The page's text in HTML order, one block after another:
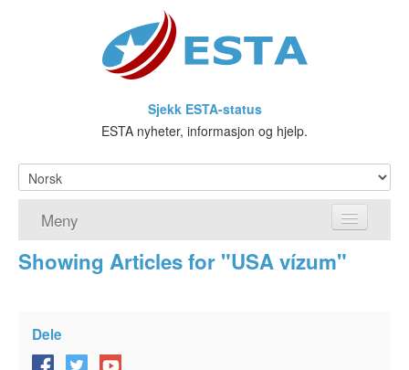
Sjekk ESTA-status
ESTA nyheter, informasjon og hjelp.
Meny
Hjem
Hva er ESTA?
Showing Articles for "USA vízum"
Dele